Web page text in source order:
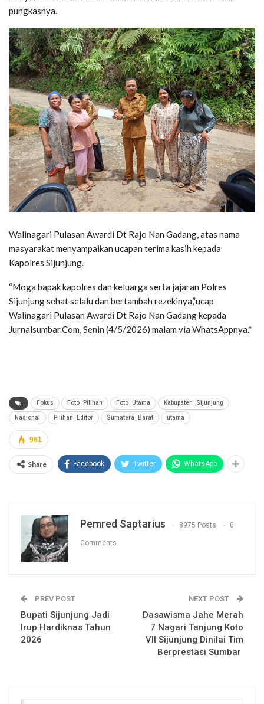
pungkasnya.
Walinagari Pulasan Awardi Dt Rajo Nan Gadang, atas nama
masyarakat menyampaikan ucapan terima kasih kepada
Kapolres Sijunjung.
“Moga bapak kapolres dan keluarga serta jajaran Polres
Sijunjung sehat selalu dan bertambah rezekinya,”ucap
Walinagari Pulasan Awardi Dt Rajo Nan Gadang kepada
Jurnalsumbar.Com, Senin (4/5/2026) malam via WhatsAppnya.*
Fokus Foto_Pilihan Foto_Utama Kabupaten_Sijunjung
Nasional Pilihan_Editor Sumatera_Barat utama
961
Share Facebook Twitter WhatsApp
Pemred Saptarius 8975 Posts 0
Comments
PREV POST
Bupati Sijunjung Jadi
Irup Hardiknas Tahun
2026
NEXT POST
Dasawisma Jahe Merah
7 Nagari Tanjung Koto
VII Sijunjung Dinilai Tim
Berprestasi Sumbar